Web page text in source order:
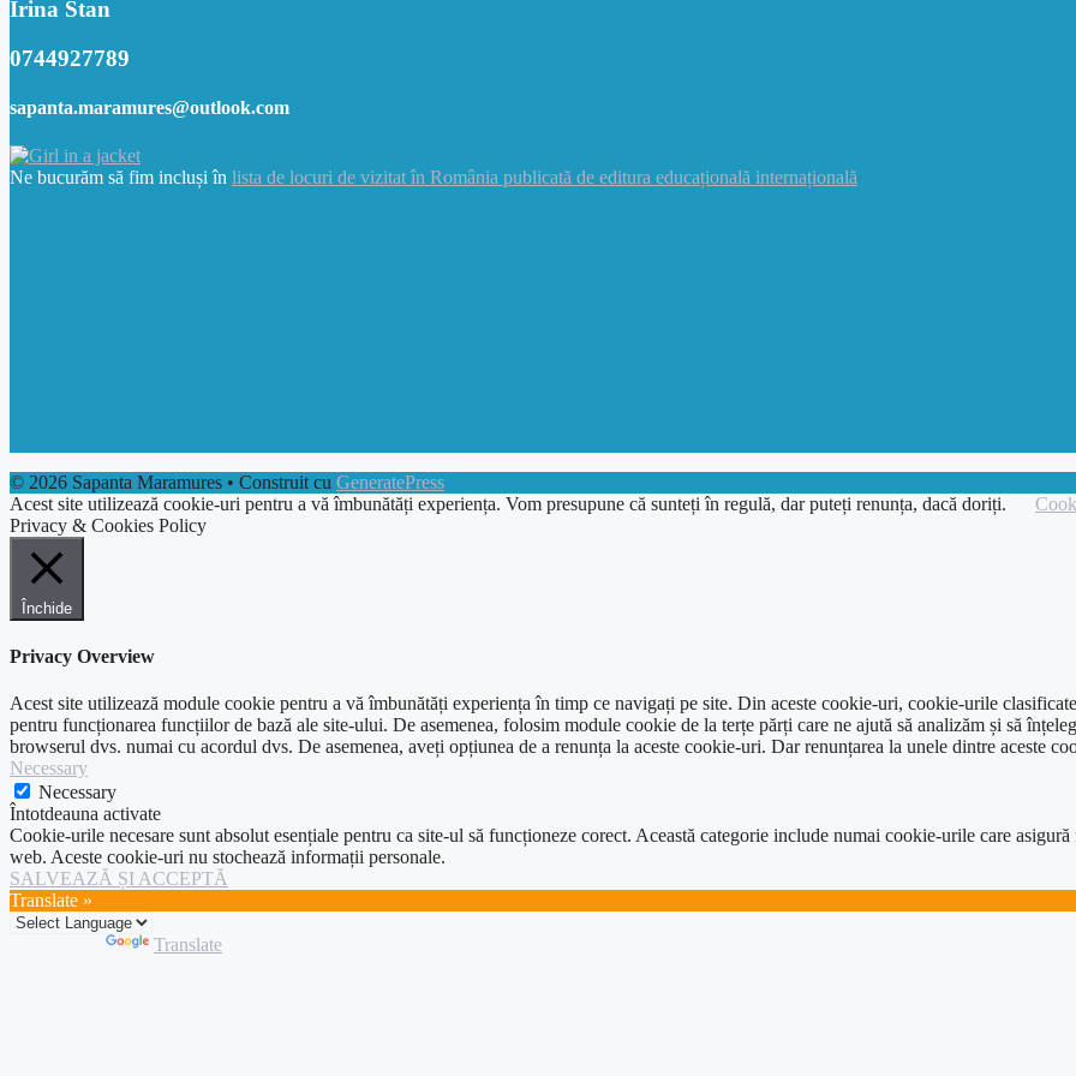
Irina Stan
0744927789
sapanta.maramures@outlook.com
Ne bucurăm să fim incluși în lista de locuri de vizitat în România publicată de editura educațională internațională
© 2026 Sapanta Maramures • Construit cu GeneratePress
Acest site utilizează cookie-uri pentru a vă îmbunătăți experiența. Vom presupune că sunteți în regulă, dar puteți renunța, dacă doriți.
Privacy & Cookies Policy
Închide
Privacy Overview
Acest site utilizează module cookie pentru a vă îmbunătăți experiența în timp ce navigați pe site. Din aceste cookie-uri, cookie-urile
pentru funcționarea funcțiilor de bază ale site-ului. De asemenea, folosim module cookie de la terțe părți care ne ajută să analizăm și să
browserul dvs. numai cu acordul dvs. De asemenea, aveți opțiunea de a renunța la aceste cookie-uri. Dar renunțarea la unele dintre aceste
Necessary
Necessary
Întotdeauna activate
Cookie-urile necesare sunt absolut esențiale pentru ca site-ul să funcționeze corect. Această categorie include numai cookie-urile care
web. Aceste cookie-uri nu stochează informații personale.
SALVEAZĂ ȘI ACCEPTĂ
Translate »
Translate